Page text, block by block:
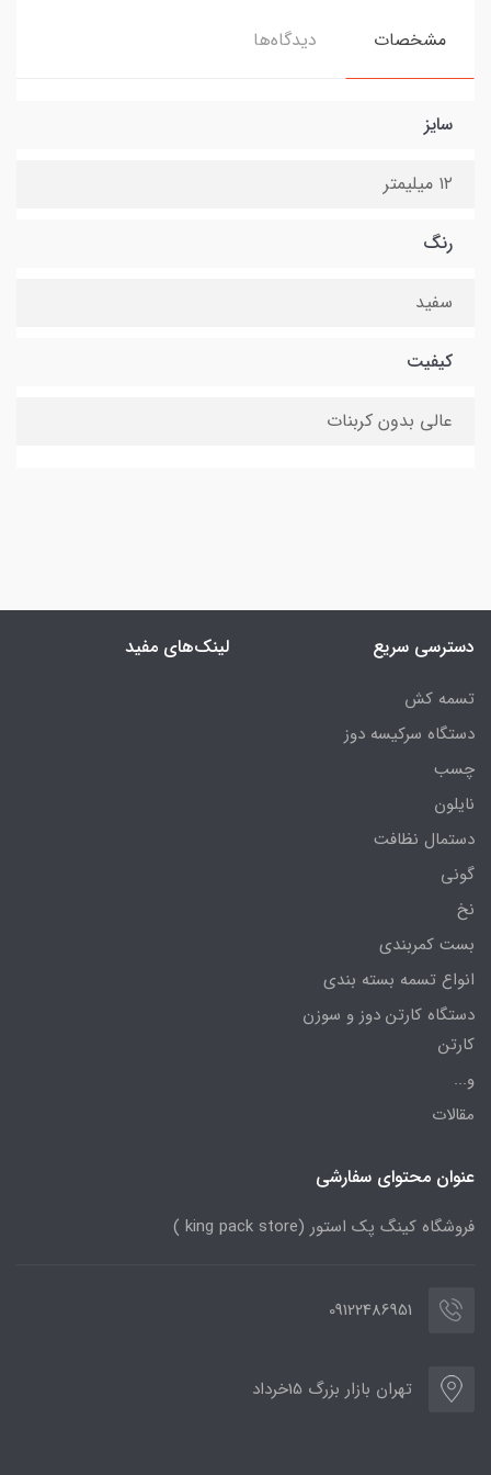
مشخصات دیدگاه‌ها
سایز
۱۲ میلیمتر
رنگ
سفید
کیفیت
عالی بدون کربنات
دسترسی سریع
تسمه کش
دستگاه سرکیسه دوز
چسب
نایلون
دستمال نظافت
گونی
نخ
بست کمربندی
انواع تسمه بسته بندی
دستگاه کارتن دوز و سوزن
کارتن
و...
مقالات
لینک‌های مفید
عنوان محتوای سفارشی
فروشگاه کینگ پک استور (king pack store )
09122486951
تهران بازار بزرگ 15خرداد